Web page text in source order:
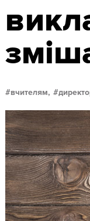
вчителям,